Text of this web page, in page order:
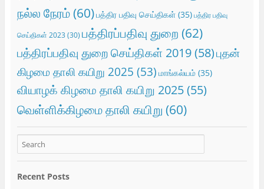
நல்ல நேரம்(60)பத்திர பதிவு செய்திகள்(35) பத்திர பதிவு
செய்திகள் 2023 (30) பத்திரப்பதிவு துறை (62)
பத்திரப்பதிவு துறை செய்திகள் 2019(58)புதன்
கிழமை தாலி கயிறு 2025 (53) மாங்கல்யம்(35)
வியாழக் கிழமை தாலி கயிறு 2025(55)
வெள்ளிக்கிழமை தாலி கயிறு (60)
Recent Posts